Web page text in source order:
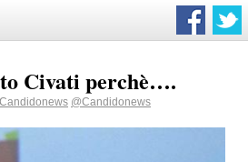
Civati perchè….
Candidonews @Candidonews